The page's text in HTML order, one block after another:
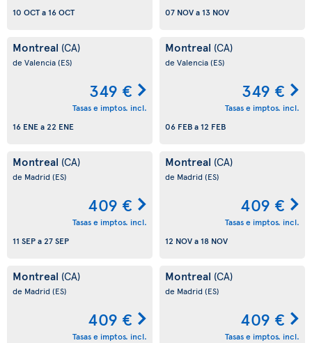
10 OCTa 16 OCT
07 NOVa 13 NOV
Montreal (CA)
de Valencia(ES)
349 €
Tasas e imptos. incl.
16 ENEa22 ENE
Montreal (CA)
de Valencia(ES)
349 €
Tasas e imptos. incl.
06 FEBa 12 FEB
Montreal (CA)
de Madrid(ES)
409 €
Tasas e imptos. incl.
11 SEPa27 SEP
Montreal (CA)
de Madrid(ES)
409 €
Tasas e imptos. incl.
12 NOVa 18 NOV
Montreal (CA)
de Madrid(ES)
409 €
Tasas e imptos. incl.
Montreal (CA)
de Madrid(ES)
409 €
Tasas e imptos. incl.